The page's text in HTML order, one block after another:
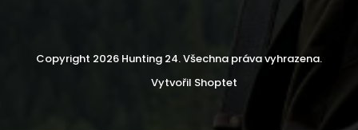
Vytvořil Shoptet
Copyright 2026 Hunting 24. Všechna práva vyhrazena.